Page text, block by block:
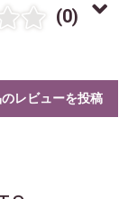
進む (0)
レビューを投稿